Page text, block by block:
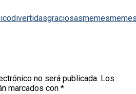
divertidasgraciosasmemes
no será publicada. Los
marcados con *